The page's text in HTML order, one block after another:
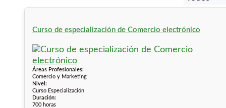
Curso de especialización de Comercio electrónico
Áreas Profesionales:
Comercio y Marketing
Nivel:
Curso Especialización
Duración:
700 horas